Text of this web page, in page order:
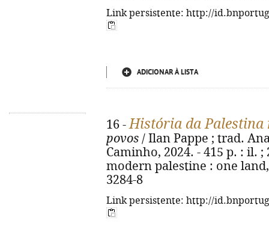
Link persistente: http://
ADICIONAR À LISTA
16 -História da Palestina
povos / Ilan Pappe ; trad.
Caminho, 2024. - 415 p. : il.
modern palestine : one
3284-8
Link persistente: http://